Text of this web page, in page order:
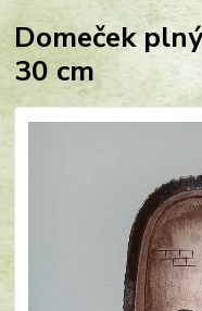
Domeček
30 cm